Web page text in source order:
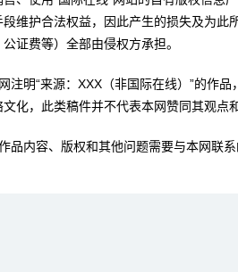
段维护合法权益，因此产生的损失及为此
证费等）全部由侵权方承担。
注明“来源：XXX（非国际在线）”的作
文化，此类稿件并不代表本网赞同其观点
品内容、版权和其他问题需要与本网联